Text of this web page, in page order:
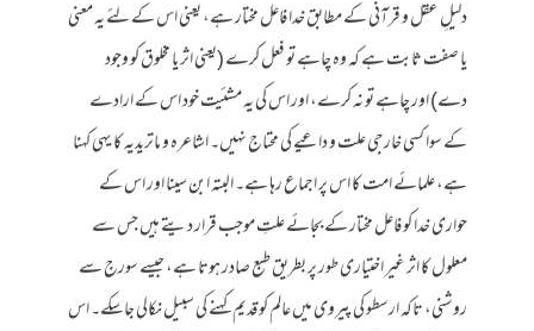
دلیلِ عقل و قرآنی کے مطابق خدا فاعل مختار ہے، یعنی اس کے لئے یہ معنی
یا صفت ثابت ہے کہ وہ چاہے تو فعل کرے (یعنی اثر یا مخلوق کو وجود
دے) اور چاہے تو نہ کرے، اور اس کی یہ مشئیت خود اس کے ارادے
کے سوا کسی خارجی علت و داعیے کی محتاج نہیں۔ اشاعرہ و ماتریدیہ کا یہی کہنا
ہے، علمائے امت کا اس پر اجماع رہا ہے۔ البتہ ابن سینا اور اس کے
حواری خدا کو فاعل مختار کے بجائے علتِ موجب قرار دیتے ہیں جس سے
معلول کا اثر غیر اختیاری طور پر بطریق طبع صادر ہوتا ہے، جیسے سورج سے
روشنی، تاکہ ارسطو کی پیروی میں عالم کو قدیم کہنے کی سبیل نکالی جاسکے۔ اس